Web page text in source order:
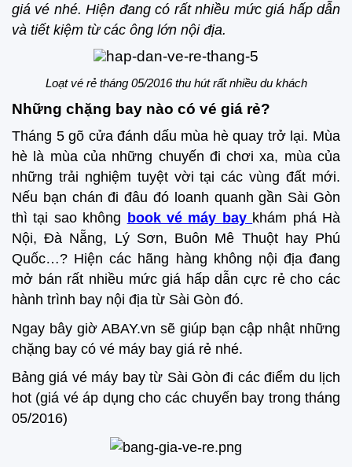
giá vé nhé. Hiện đang có rất nhiều mức giá hấp dẫn
và tiết kiệm từ các ông lớn nội địa.
Loạt vé rẻ tháng 05/2016 thu hút rất nhiều du khách
Những chặng bay nào có vé giá rẻ?
Tháng 5 gõ cửa đánh dấu mùa hè quay trở lại. Mùa
hè là mùa của những chuyến đi chơi xa, mùa của
những trải nghiệm tuyệt vời tại các vùng đất mới.
Nếu bạn chán đi đâu đó loanh quanh gần Sài Gòn
thì tại sao không book vé máy bay khám phá Hà
Nội, Đà Nẵng, Lý Sơn, Buôn Mê Thuột hay Phú
Quốc…? Hiện các hãng hàng không nội địa đang
mở bán rất nhiều mức giá hấp dẫn cực rẻ cho các
hành trình bay nội địa từ Sài Gòn đó.
Ngay bây giờ ABAY.vn sẽ giúp bạn cập nhật những
chặng bay có vé máy bay giá rẻ nhé.
Bảng giá vé máy bay từ Sài Gòn đi các điểm du lịch
hot (giá vé áp dụng cho các chuyến bay trong tháng
05/2016)